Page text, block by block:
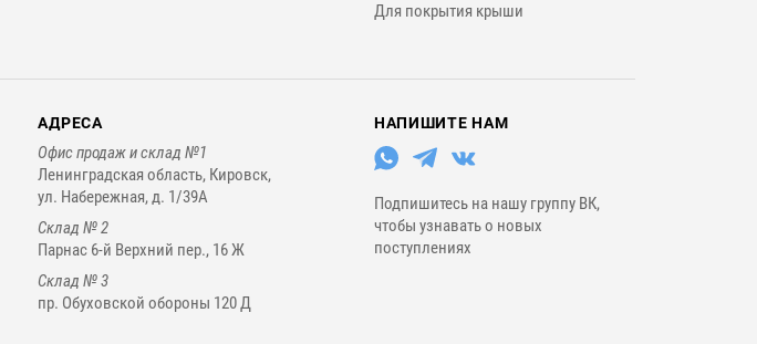
Для покрытия крыши
АДРЕСА
Офис продаж и склад №1
Ленинградская область, Кировск,
ул. Набережная, д. 1/39А
Склад № 2
Парнас 6-й Верхний пер., 16 Ж
Склад № 3
пр. Обуховской обороны 120 Д
НАПИШИТЕ НАМ
Подпишитесь на нашу группу ВК,
чтобы узнавать о новых
поступлениях